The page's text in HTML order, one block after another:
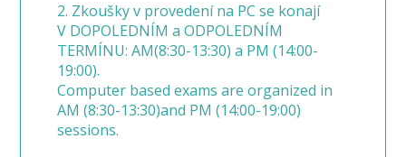
2. Zkoušky v provedení na PC se konají
V DOPOLEDNÍM a ODPOLEDNÍM
TERMÍNU: AM(8:30-13:30) a PM (14:00-
19:00).
Computer based exams are organized in
AM (8:30-13:30)and PM (14:00-19:00)
sessions.